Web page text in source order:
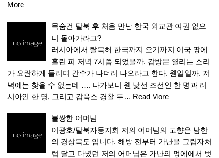
More
목숨건 탈북 후 처음 만난 한국 외교관 여권 없으
니 돌아가라고?
러시아에서 탈북해 한국까지 오기까지 이국 땅에
흘린 피 저녁 7시쯤 되었을까. 감방문 열리는 소리
가 요란하게 들리며 간수가 나더러 나오라고 한다. 웬일일까. 저
녁에는 찾을 수 없는데 …. 나가보니 웬 낯선 조선인 한 명과 러
시아인 한 명, 그리고 감옥소 경찰 두… Read More
불쌍한 어머님
이광호/탈북자동지회 저의 어머님의 고향은 남한
의 경상북도 입니다. 해방 전부터 가난을 그림자처
럼 달고 다녔던 저의 어머님은 가난의 멍에에서 벗